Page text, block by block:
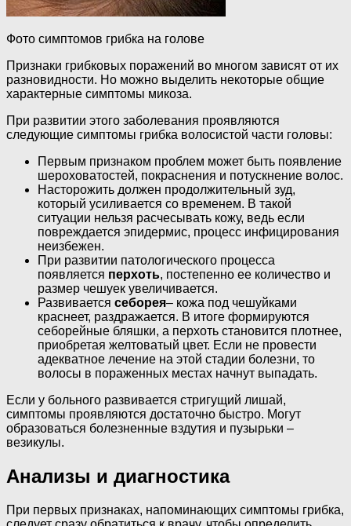
Фото симптомов грибка на голове
Признаки грибковых поражений во многом зависят от их
разновидности. Но можно выделить некоторые общие
характерные симптомы микоза.
При развитии этого заболевания проявляются
следующие симптомы грибка волосистой части головы:
Первым признаком проблем может быть появление
шероховатостей, покраснения и потускнение волос.
Насторожить должен продолжительный зуд,
который усиливается со временем. В такой
ситуации нельзя расчесывать кожу, ведь если
повреждается эпидермис, процесс инфицирования
неизбежен.
При развитии патологического процесса
появляется перхоть, постепенно ее количество и
размер чешуек увеличивается.
Развивается себорея– кожа под чешуйками
краснеет, раздражается. В итоге формируются
себорейные бляшки, а перхоть становится плотнее,
приобретая желтоватый цвет. Если не провести
адекватное лечение на этой стадии болезни, то
волосы в пораженных местах начнут выпадать.
Если у больного развивается стригущий лишай,
симптомы проявляются достаточно быстро. Могут
образоваться болезненные вздутия и пузырьки –
везикулы.
Анализы и диагностика
При первых признаках, напоминающих симптомы грибка,